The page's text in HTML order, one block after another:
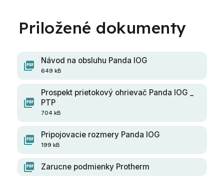
Návod na obsluhu Panda IOG
649 kB
Prospekt prietokový ohrievač Panda IOG _
PTP
704 kB
Pripojovacie rozmery Panda IOG
199 kB
Zarucne podmienky Protherm